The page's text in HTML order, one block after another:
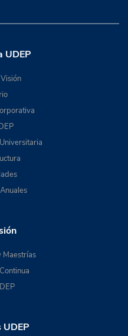
UDEP
Maestrías
UDEP